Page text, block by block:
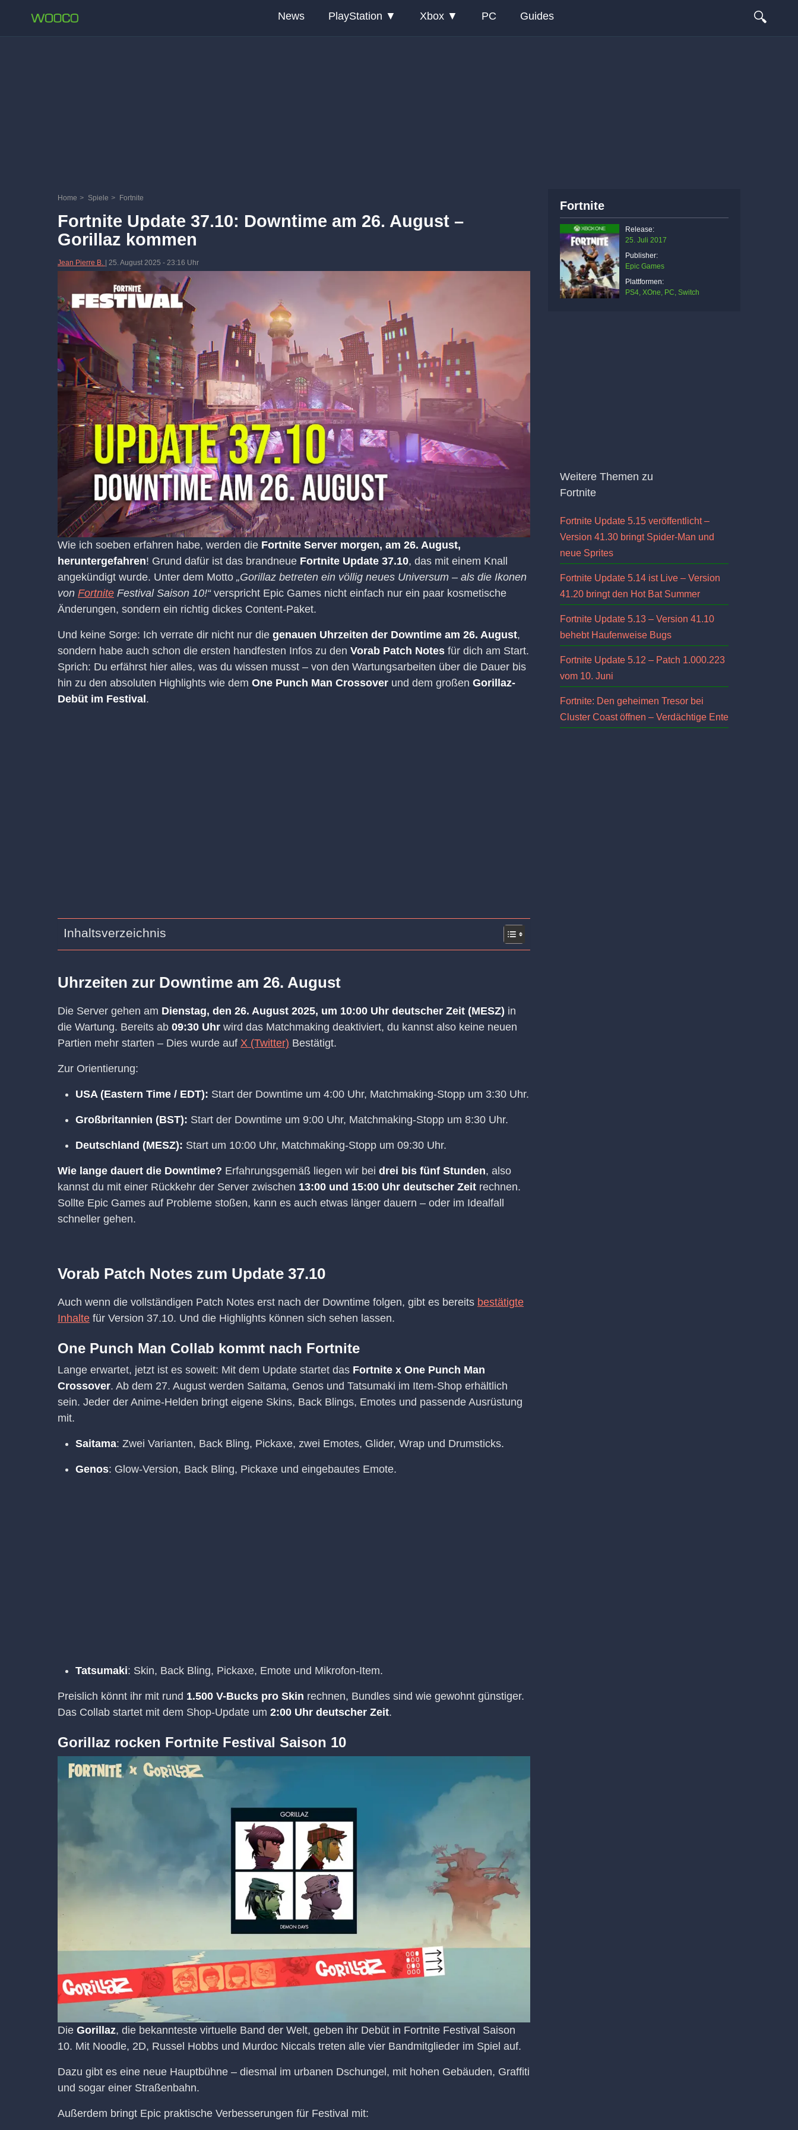
News PlayStation Xbox PC Guides 🔍
Home > Spiele > Fortnite
Fortnite Update 37.10: Downtime am 26. August –
Gorillaz kommen
Jean Pierre B. 25. August 2025 - 23:16 Uhr
Wie ich soeben erfahren habe, werden die Fortnite Server morgen, am 26. August,
heruntergefahren! Grund dafür ist das brandneue Fortnite Update 37.10, das mit einem Knall
angekündigt wurde. Unter dem Motto „Gorillaz betreten ein völlig neues Universum – als die Ikonen
von Fortnite Festival Saison 10!“verspricht Epic Games nicht einfach nur ein paar kosmetische
Änderungen, sondern ein richtig dickes Content-Paket.
Und keine Sorge: Ich verrate dir nicht nur die genauen Uhrzeiten der Downtime am 26. August,
sondern habe auch schon die ersten handfesten Infos zu den Vorab Patch Notes für dich am Start.
Sprich: Du erfährst hier alles, was du wissen musst – von den Wartungsarbeiten über die Dauer bis
hin zu den absoluten Highlights wie dem One Punch Man Crossover und dem großen Gorillaz-
Debüt im Festival.
Inhaltsverzeichnis
Uhrzeiten zur Downtime am 26. August
Die Server gehen am Dienstag, den 26. August 2025, um 10:00 Uhr deutscher Zeit (MESZ) in
die Wartung. Bereits ab 09:30 Uhr wird das Matchmaking deaktiviert, du kannst also keine neuen
Partien mehr starten – Dies wurde auf X (Twitter) Bestätigt.
Zur Orientierung:
USA (Eastern Time / EDT): Start der Downtime um 4:00 Uhr, Matchmaking-Stopp um 3:30 Uhr.
Großbritannien (BST): Start der Downtime um 9:00 Uhr, Matchmaking-Stopp um 8:30 Uhr.
Deutschland (MESZ): Start um 10:00 Uhr, Matchmaking-Stopp um 09:30 Uhr.
Wie lange dauert die Downtime? Erfahrungsgemäß liegen wir bei drei bis fünf Stunden, also
kannst du mit einer Rückkehr der Server zwischen 13:00 und 15:00 Uhr deutscher Zeit rechnen.
Sollte Epic Games auf Probleme stoßen, kann es auch etwas länger dauern – oder im Idealfall
schneller gehen.
Vorab Patch Notes zum Update 37.10
Auch wenn die vollständigen Patch Notes erst nach der Downtime folgen, gibt es bereits bestätigte
Inhalte für Version 37.10. Und die Highlights können sich sehen lassen.
One Punch Man Collab kommt nach Fortnite
Lange erwartet, jetzt ist es soweit: Mit dem Update startet das Fortnite x One Punch Man
Crossover. Ab dem 27. August werden Saitama, Genos und Tatsumaki im Item-Shop erhältlich
sein. Jeder der Anime-Helden bringt eigene Skins, Back Blings, Emotes und passende Ausrüstung
mit.
Saitama: Zwei Varianten, Back Bling, Pickaxe, zwei Emotes, Glider, Wrap und Drumsticks.
Genos: Glow-Version, Back Bling, Pickaxe und eingebautes Emote.
Tatsumaki: Skin, Back Bling, Pickaxe, Emote und Mikrofon-Item.
Preislich könnt ihr mit rund 1.500 V-Bucks pro Skin rechnen, Bundles sind wie gewohnt günstiger.
Das Collab startet mit dem Shop-Update um 2:00 Uhr deutscher Zeit.
Gorillaz rocken Fortnite Festival Saison 10
Die Gorillaz, die bekannteste virtuelle Band der Welt, geben ihr Debüt in Fortnite Festival Saison
10. Mit Noodle, 2D, Russel Hobbs und Murdoc Niccals treten alle vier Bandmitglieder im Spiel auf.
Dazu gibt es eine neue Hauptbühne – diesmal im urbanen Dschungel, mit hohen Gebäuden, Graffiti
und sogar einer Straßenbahn.
Außerdem bringt Epic praktische Verbesserungen für Festival mit:
Fortnite
Release:
25. Juli 2017
Publisher:
Epic Games
Plattformen:
PS4, XOne, PC, Switch
Weitere Themen zu
Fortnite
Fortnite Update 5.15 veröffentlicht –
Version 41.30 bringt Spider-Man und
neue Sprites
Fortnite Update 5.14 ist Live – Version
41.20 bringt den Hot Bat Summer
Fortnite Update 5.13 – Version 41.10
behebt Haufenweise Bugs
Fortnite Update 5.12 – Patch 1.000.223
vom 10. Juni
Fortnite: Den geheimen Tresor bei
Cluster Coast öffnen – Verdächtige Ente